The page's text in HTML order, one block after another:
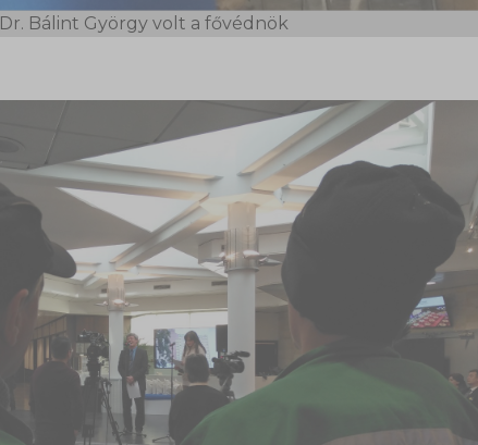
Dr. Bálint György volt a fővédnök